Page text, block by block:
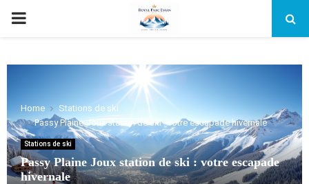
PRIMARY
Home
Stations de ski
Passy Plaine Joux station de ski : votre escapade hivernale
Stations de ski
Passy Plaine Joux station de ski : votre escapade
hivernale